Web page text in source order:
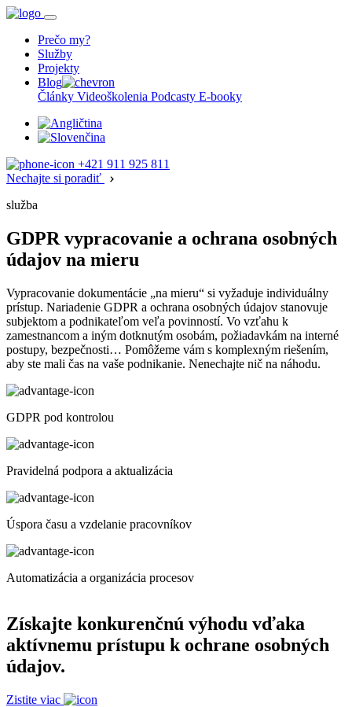
Prečo my?
Služby
Projekty
Blog
Články Videoškolenia Podcasty E-booky
+421 911 925 811
Nechajte si poradiť
služba
GDPR vypracovanie a ochrana osobných
údajov na mieru
Vypracovanie dokumentácie „na mieru“ si vyžaduje individuálny
prístup. Nariadenie GDPR a ochrana osobných údajov stanovuje
subjektom a podnikateľom veľa povinností. Vo vzťahu k
zamestnancom a iným dotknutým osobám, požiadavkám na interné
postupy, bezpečnosti… Pomôžeme vám s komplexným riešením,
aby ste mali čas na vaše podnikanie. Nenechajte nič na náhodu.
GDPR pod kontrolou
Pravidelná podpora a aktualizácia
Úspora času a vzdelanie pracovníkov
Automatizácia a organizácia procesov
Získajte konkurenčnú výhodu vďaka
aktívnemu prístupu k ochrane osobných
údajov.
Zistite viac